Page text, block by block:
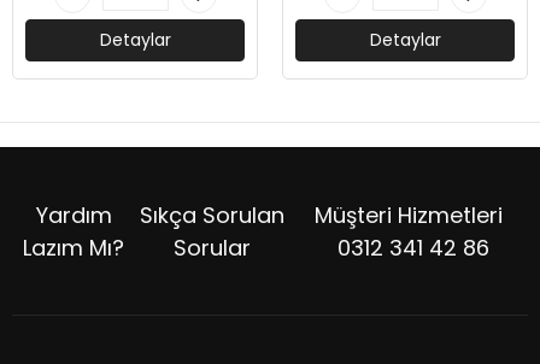
Detaylar Detaylar
Yardım
Lazım Mı?
Sıkça Sorulan
Sorular
Müşteri Hizmetleri
0312 341 42 86